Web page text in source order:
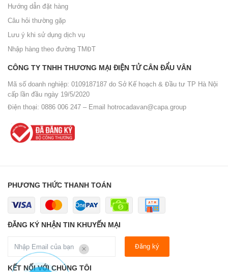
Hướng dẫn đặt hàng
Câu hỏi thường gặp
Lưu ý khi sử dụng dịch vụ
Nhập hàng theo đường TMĐT
CÔNG TY TNHH THƯƠNG MẠI ĐIỆN TỬ CÂN ĐẨU VÂN
Mã số doanh nghiệp: 0109187187 do Sở Kế hoạch & Đầu tư TP Hà Nội
cấp lần đầu ngày 19/5/2020
Điện thoại: 0886 006 247 – Email
hotrocadavan@capa.group
PHƯƠNG THỨC THANH TOÁN
ĐĂNG KÝ NHẬN TIN KHUYẾN MẠI
Đăng ký
KẾT NỐI VỚI CHÚNG TÔI